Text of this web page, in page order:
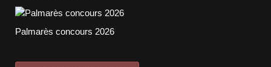
Palmarès concours 2026